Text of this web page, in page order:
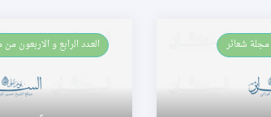
العـدد الرابع و الاربعون من مجلة شعائر